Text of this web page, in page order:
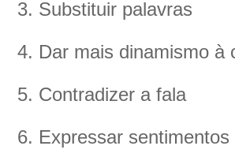
3. Substituir palavras
4. Dar mais dinamismo à
5. Contradizer a fala
6. Expressar sentimentos